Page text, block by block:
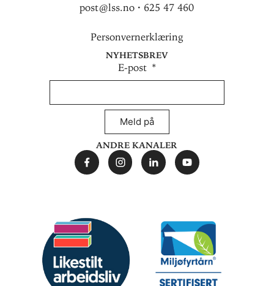
post@lss.no · 625 47 460
Personvernerklæring
Nyhetsbrev
E-post
Meld på
Andre kanaler